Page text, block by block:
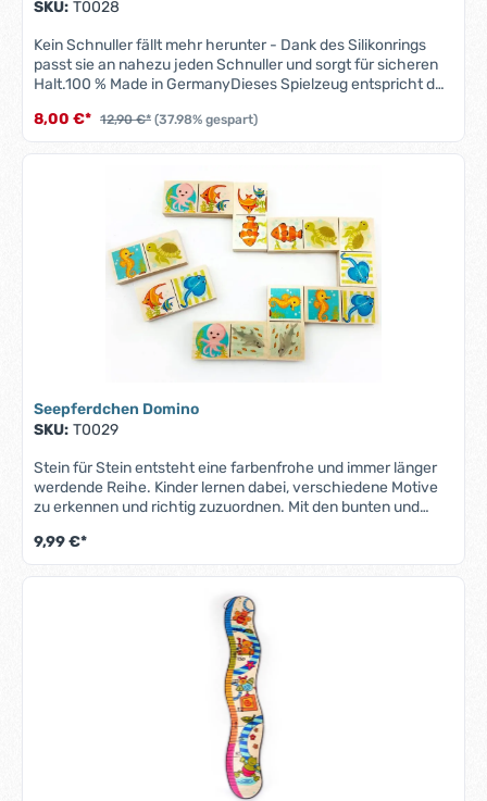
SKU: T0028
Kein Schnuller fällt mehr herunter - Dank des Silikonrings
passt sie an nahezu jeden Schnuller und sorgt für sicheren
Halt.100 % Made in GermanyDieses Spielzeug entspricht der
schweissfest.Um lange Freude an der Schnullerkette zu
haben, vermeide übermäßigen Wassereinfluss, reinige die
Spielzeug, sie dient zur Befestigung des Schnullers.
8,00 €* 12,90 €* (37.98% gespart)
Seepferdchen Domino
SKU: T0029
Stein für Stein entsteht eine farbenfrohe und immer länger
werdende Reihe. Kinder lernen dabei, verschiedene Motive
zu erkennen und richtig zuzuordnen. Mit den bunten und
noch unterhaltsamer und fördert spielerisch die
Wahrnehmung und Konzentration.bedrucktes Legespiel aus
Spielsteine Alter: ab 36 Monate
9,99 €*